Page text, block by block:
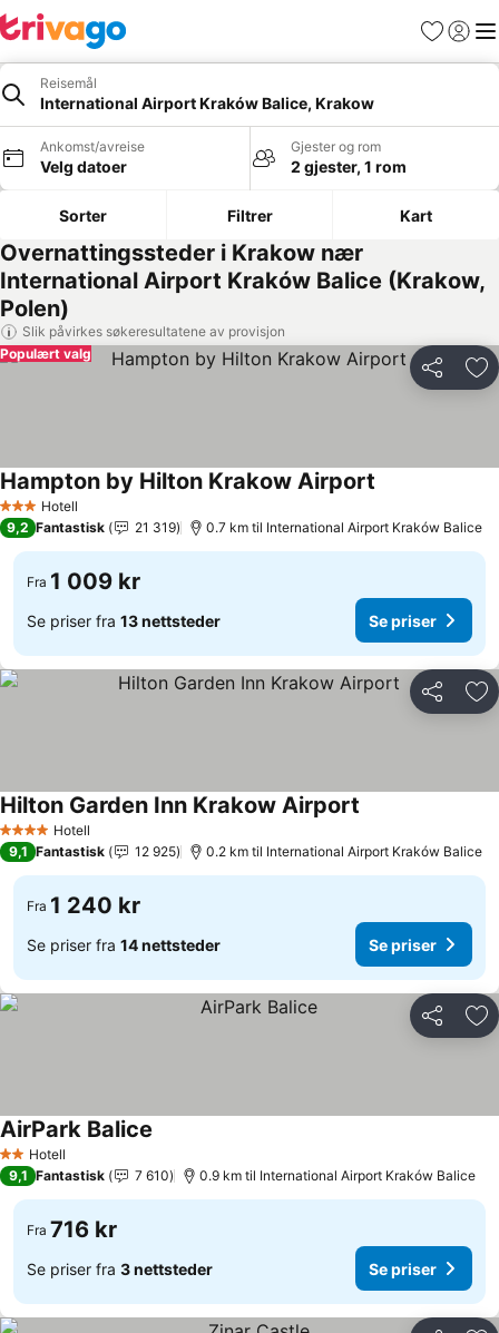
Favoritter
Logg
Reisemål
International Airport Kraków Balice, Krakow
Ankomst/avreise
Velg datoer
Gjester og rom
2 gjester, 1 rom
Sorter Filtrer Kart
Overnattingssteder i Krakow nær
International Airport Kraków Balice (Krakow,
Polen)
Slik påvirkes søkeresultatene av provisjon
Del
Populært valg
3 StjernerHotell
Hampton by Hilton Krakow Airport
9,2 Fantastisk 21 319 0.7 km til International Airport Kraków Balice
Fra 1 009 kr
Se priser fra 13 nettsteder Se priser
Del
4 StjernerHotell
Hilton Garden Inn Krakow Airport
9,1 Fantastisk 12 925 0.2 km til International Airport Kraków Balice
Fra 1 240 kr
Se priser fra 14 nettsteder Se priser
Del
2 Stjerner
Hotell
AirPark Balice
9,1 Fantastisk 7 610 0.9 km til International Airport Kraków Balice
Fra 716 kr
Se priser fra 3 nettsteder Se priser